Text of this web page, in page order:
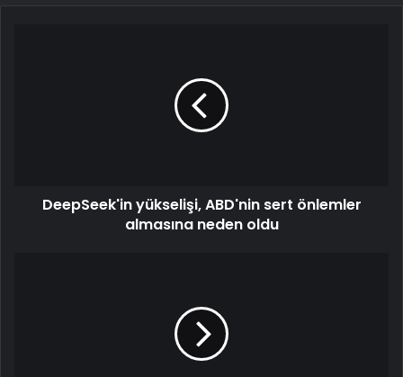
DeepSeek'in yükselişi, ABD'nin sert önlemler
almasına neden oldu